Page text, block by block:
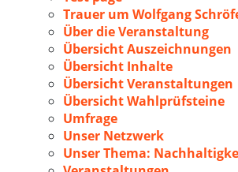
Trauer um Wolfgang
Über die Veranstaltung
Übersicht Auszeichnungen
Übersicht Inhalte
Übersicht Veranstaltungen
Übersicht Wahlprüfsteine
Umfrage
Unser Netzwerk
Unser Thema: